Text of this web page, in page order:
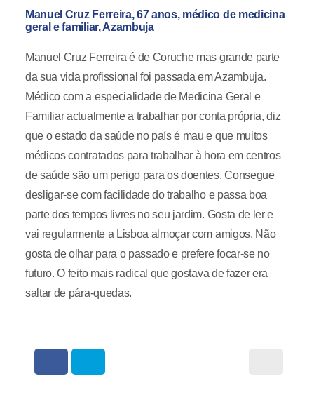
Manuel Cruz Ferreira, 67 anos, médico de medicina
geral e familiar, Azambuja
Manuel Cruz Ferreira é de Coruche mas grande parte
da sua vida profissional foi passada em Azambuja.
Médico com a especialidade de Medicina Geral e
Familiar actualmente a trabalhar por conta própria, diz
que o estado da saúde no país é mau e que muitos
médicos contratados para trabalhar à hora em centros
de saúde são um perigo para os doentes. Consegue
desligar-se com facilidade do trabalho e passa boa
parte dos tempos livres no seu jardim. Gosta de ler e
vai regularmente a Lisboa almoçar com amigos. Não
gosta de olhar para o passado e prefere focar-se no
futuro. O feito mais radical que gostava de fazer era
saltar de pára-quedas.